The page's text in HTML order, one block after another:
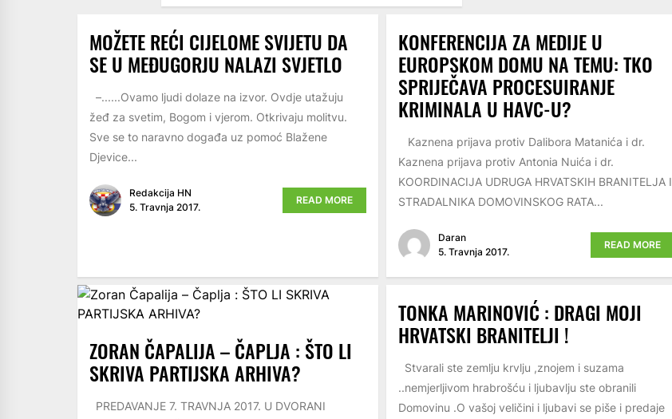
MOŽETE REĆI CIJELOME SVIJETU DA
SE U MEĐUGORJU NALAZI SVJETLO
–......Ovamo ljudi dolaze na izvor. Ovdje utažuju
žeđ za svetim, Bogom i vjerom. Otkrivaju molitvu.
Sve se to naravno događa uz pomoć Blažene
Djevice...
Redakcija HN
5. Travnja 2017.
READ MORE
KONFERENCIJA ZA MEDIJE U
EUROPSKOM DOMU NA TEMU: TKO
SPRIJEČAVA PROCESUIRANJE
KRIMINALA U HAVC-U?
Kaznena prijava protiv Dalibora Matanića i dr.
Kaznena prijava protiv Antonia Nuića i dr.
KOORDINACIJA UDRUGA HRVATSKIH BRANITELJA I
STRADALNIKA DOMOVINSKOG RATA...
Daran
5. Travnja 2017.
READ MORE
ZORAN ČAPALIJA – ČAPLJA : ŠTO LI
SKRIVA PARTIJSKA ARHIVA?
PREDAVANJE 7. TRAVNJA 2017. U DVORANI
TONKA MARINOVIĆ : DRAGI MOJI
HRVATSKI BRANITELJI !
Stvarali ste zemlju krvlju ,znojem i suzama
..nemjerljivom hrabrošću i ljubavlju ste obranili
Domovinu .O vašoj veličini i ljubavi se piše i predaje